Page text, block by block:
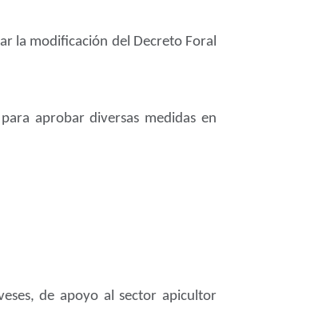
la modificación del Decreto Foral
aprobar diversas medidas en
de apoyo al sector apicultor